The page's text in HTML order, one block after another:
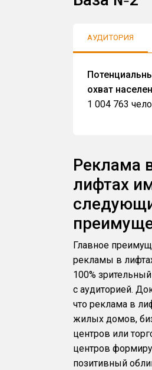
АУДИТОРИЯ
охват
1 004 763
Реклама
лифтах
Главное
рекламы в
100%
с аудиторией.
что реклама в
жилых домов,
центров или
центров
позитивный